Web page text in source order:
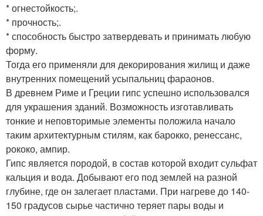
* огнестойкость;.
* прочность;.
* способность быстро затвердевать и принимать любую
форму.
Тогда его применяли для декорирования жилищ и даже
внутренних помещений усыпальниц фараонов.
В древнем Риме и Греции гипс успешно использовался
для украшения зданий. Возможность изготавливать
тонкие и неповторимые элементы положила начало
таким архитектурным стилям, как барокко, ренессанс,
рококо, ампир.
Гипс является породой, в состав которой входит сульфат
кальция и вода. Добывают его под землей на разной
глубине, где он залегает пластами. При нагреве до 140-
150 градусов сырье частично теряет пары воды и